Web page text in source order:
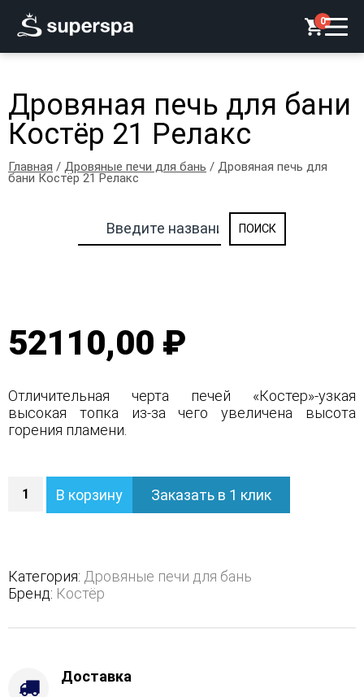
0
Дровяная печь для бани
Костёр 21 Релакс
Главная / Дровяные печи для бань / Дровяная печь для
бани Костёр 21 Релакс
52110,00 ₽
Отличительная черта печей «Костер»-узкая
высокая топка из-за чего увеличена высота
горения пламени.
Дровяная
Костёр
21
Релакс
В корзину Заказать в 1 клик
Категория: Дровяные печи для бань
Бренд: Костёр
Доставка